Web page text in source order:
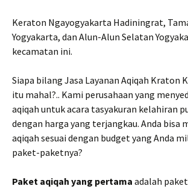
Keraton Ngayogyakarta Hadiningrat,
Yogyakarta, dan Alun-Alun Selatan
kecamatan ini.
Siapa bilang Jasa Layanan Aqiqah Kraton
itu mahal?.. Kami perusahaan yang
aqiqah untuk acara tasyakuran kelahiran
dengan harga yang terjangkau. Anda bisa
aqiqah sesuai dengan budget yang Anda
paket-paketnya?
Paket aqiqah yang pertama adalah